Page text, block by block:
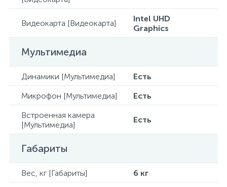
Видеокарта [Видеокарта]
Intel UHD
Graphics
Мультимедиа
Динамики [Мультимедиа]
Есть
Микрофон [Мультимедиа]
Есть
Встроенная камера
[Мультимедиа]
Есть
Габариты
Вес, кг [Габариты]
6 кг